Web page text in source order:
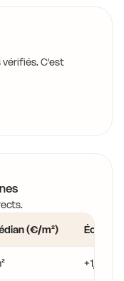
C'est
(€/m²) Écart vs
+1,5 %